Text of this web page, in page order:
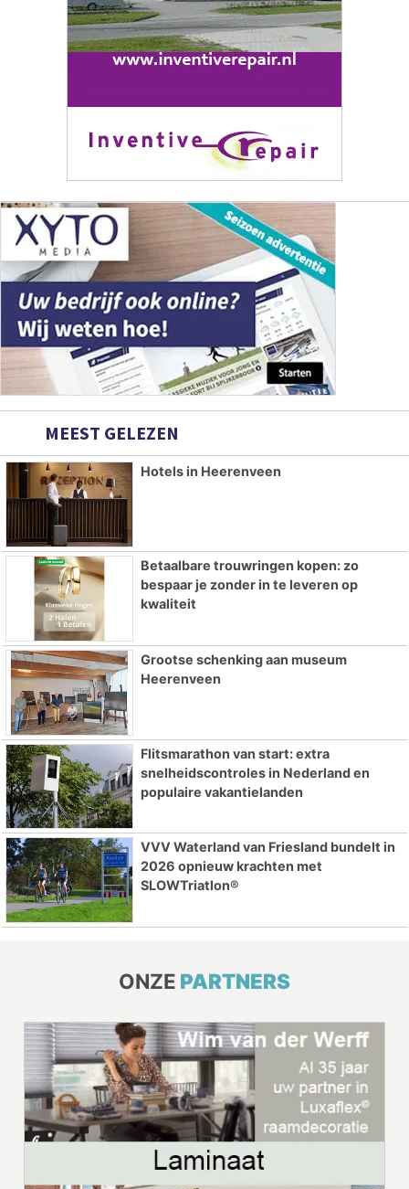
MEEST GELEZEN
Hotels in Heerenveen
Betaalbare trouwringen kopen: zo
bespaar je zonder in te leveren op
kwaliteit
Grootse schenking aan museum
Heerenveen
Flitsmarathon van start: extra
snelheidscontroles in Nederland en
populaire vakantielanden
VVV Waterland van Friesland bundelt in
2026 opnieuw krachten met
SLOWTriatlon®
ONZE PARTNERS